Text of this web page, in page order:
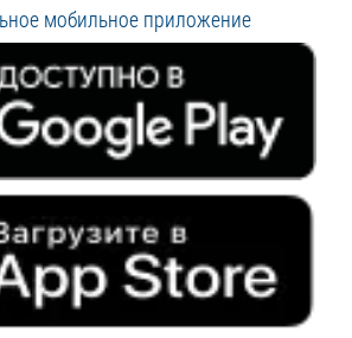
мобильное приложение